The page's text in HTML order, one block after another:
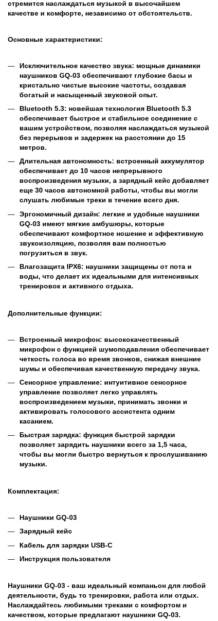
стремится наслаждаться музыкой в высочайшем
качестве и комфорте, независимо от обстоятельств.
Основные характеристики:
Исключительное качество звука: мощные динамики
наушников GQ-03 обеспечивают глубокие басы и
кристально чистые высокие частоты, создавая
богатый и насыщенный звуковой опыт.
Bluetooth 5.3: новейшая технология Bluetooth 5.3
обеспечивает быстрое и стабильное соединение с
вашим устройством, позволяя наслаждаться музыкой
без перерывов и задержек на расстоянии до 15
метров.
Длительная автономность: встроенный аккумулятор
обеспечивает до 10 часов непрерывного
воспроизведения музыки, а зарядный кейс добавляет
еще 30 часов автономной работы, чтобы вы могли
слушать любимые треки в течение всего дня.
Эргономичный дизайн: легкие и удобные наушники
GQ-03 имеют мягкие амбушюры, которые
обеспечивают комфортное ношение и эффективную
звукоизоляцию, позволяя вам полностью
погрузиться в звук.
Влагозащита IPX6: наушники защищены от пота и
воды, что делает их идеальными для интенсивных
тренировок и активного отдыха.
Дополнительные функции:
Встроенный микрофон: высококачественный
микрофон с функцией шумоподавления обеспечивает
четкость голоса во время звонков, снижая внешние
шумы и обеспечивая качественную передачу звука.
Сенсорное управление: интуитивное сенсорное
управление позволяет легко управлять
воспроизведением музыки, принимать звонки и
активировать голосового ассистента одним
касанием.
Быстрая зарядка: функция быстрой зарядки
позволяет зарядить наушники всего за 1,5 часа,
чтобы вы могли быстро вернуться к прослушиванию
музыки.
Комплектация:
Наушники GQ-03
Зарядный кейс
Кабель для зарядки USB-C
Инструкция пользователя
Наушники GQ-03 - ваш идеальный компаньон для любой
деятельности, будь то тренировки, работа или отдых.
Наслаждайтесь любимыми треками с комфортом и
качеством, которые предлагают наушники GQ-03.